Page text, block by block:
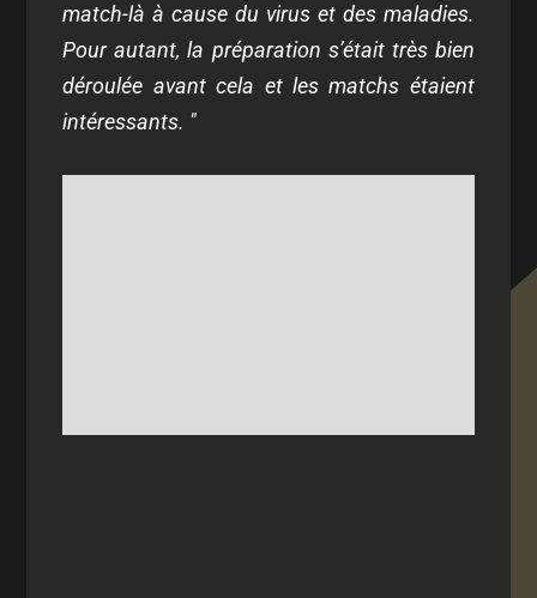
match-là à cause du virus et des maladies.
Pour autant, la préparation s’était très bien
déroulée avant cela et les matchs étaient
intéressants. "